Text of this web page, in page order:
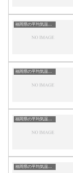
福岡県の平均気温まとめ
福岡県の平均気温まとめ
福岡県の平均気温まとめ